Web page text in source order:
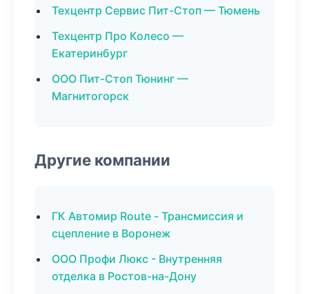
Техцентр Сервис Пит-Стоп — Тюмень
Техцентр Про Колесо —
Екатеринбург
ООО Пит-Стоп Тюнинг —
Магнитогорск
Другие компании
ГК Автомир Route - Трансмиссия и
сцепление в Воронеж
ООО Профи Люкс - Внутренняя
отделка в Ростов-на-Дону